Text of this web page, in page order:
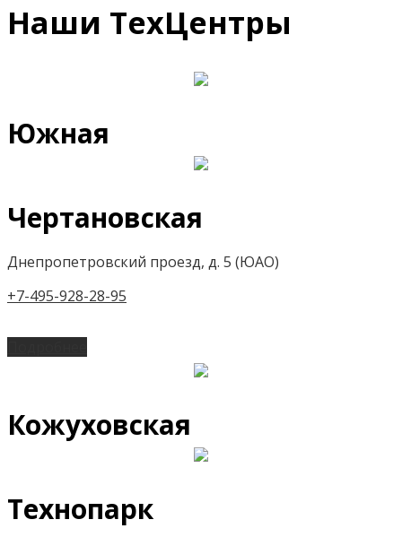
Наши ТехЦентры
Южная
Чертановская
Днепропетровский проезд, д. 5 (ЮАО)
+7-495-928-28-95
Кожуховская
Технопарк